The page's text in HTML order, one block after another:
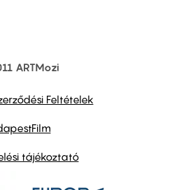
ARTMozi
Feltételek
tájékoztató